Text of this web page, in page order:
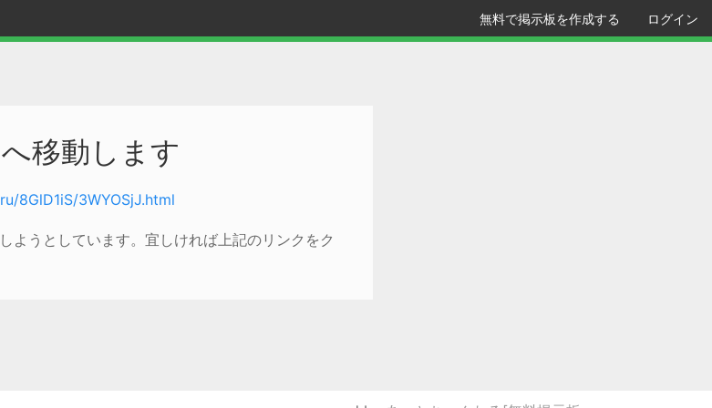
無料で掲示板を作成する ログイン
移動します
8GlD1iS/3WYOSjJ.html
ようとしています。宜しければ上記のリンクをク